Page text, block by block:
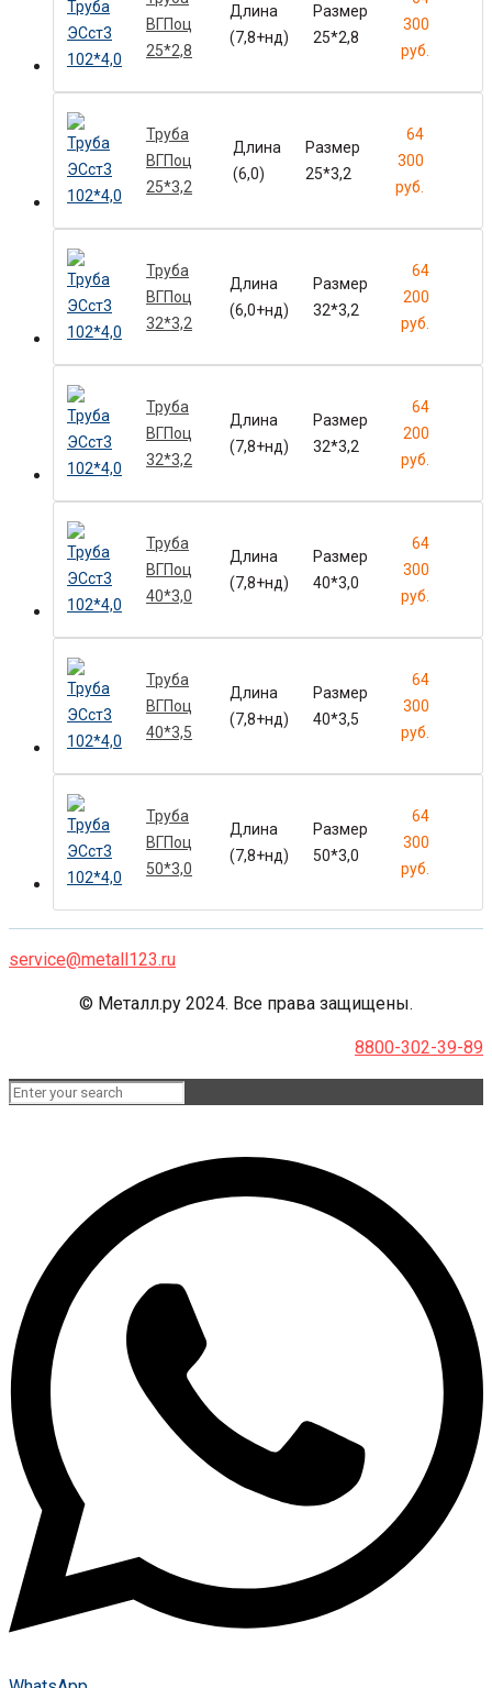
ВГПоц
25*2,8
Длина
(7,8+нд)
Размер
25*2,8
300
руб.
Труба
ВГПоц
25*3,2
Длина
(6,0)
Размер
25*3,2
64
300
руб.
Труба
ВГПоц
32*3,2
Длина
(6,0+нд)
Размер
32*3,2
64
200
руб.
Труба
ВГПоц
32*3,2
Длина
(7,8+нд)
Размер
32*3,2
64
200
руб.
Труба
ВГПоц
40*3,0
Длина
(7,8+нд)
Размер
40*3,0
64
300
руб.
Труба
ВГПоц
40*3,5
Длина
(7,8+нд)
Размер
40*3,5
64
300
руб.
Труба
ВГПоц
50*3,0
Длина
(7,8+нд)
Размер
50*3,0
64
300
руб.
service@metall123.ru
© Металл.ру 2024. Все права защищены.
8800-302-39-89